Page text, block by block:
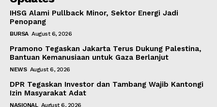
IHSG Alami Pullback Minor, Sektor Energi Jadi
Penopang
BURSA August 6, 2026
Pramono Tegaskan Jakarta Terus Dukung Palestina,
Bantuan Kemanusiaan untuk Gaza Berlanjut
NEWS August 6, 2026
DPR Tegaskan Investor dan Tambang Wajib Kantongi
Izin Masyarakat Adat
NASIONAL August 6, 2026